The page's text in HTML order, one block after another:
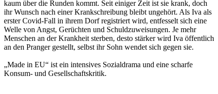
kaum über die Runden kommt. Seit einiger Zeit ist sie krank, doch
ihr Wunsch nach einer Krankschreibung bleibt ungehört. Als Iva als
erster Covid-Fall in ihrem Dorf registriert wird, entfesselt sich eine
Welle von Angst, Gerüchten und Schuldzuweisungen. Je mehr
Menschen an der Krankheit sterben, desto stärker wird Iva öffentlich
an den Pranger gestellt, selbst ihr Sohn wendet sich gegen sie.
„Made in EU“ ist ein intensives Sozialdrama und eine scharfe
Konsum- und Gesellschaftskritik.